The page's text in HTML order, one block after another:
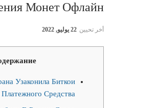
Монет Офлайн
أخر تحيين 22 يوليو, 2022
Узаконила Биткои
Средства